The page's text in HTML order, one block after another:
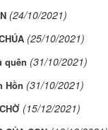
(24/10/2021)
(25/10/2021)
quên (31/10/2021)
Hồn (31/10/2021)
(15/12/2021)